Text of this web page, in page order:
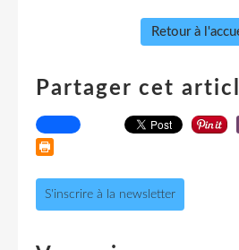
Retour à
Partager cet
S'inscrire à la newsletter